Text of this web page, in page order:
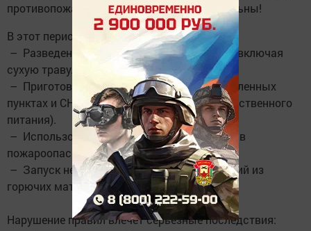
противопожарный режим. Будьте внимательны!
В этот период строго запрещено:
– Разведение костров и сжигание мусора, включая
сухую траву.
– Приготовление пищи на мангалах в населенных
пунктах и СНТ (исключение – объекты общественного
питания).
– Использование пиротехники 1-3 классов в
пожароопасных местах.
– Запуск неуправляемых летающих изделий из
горючих материалов.
Нарушение правил влечет серьезные последствия: